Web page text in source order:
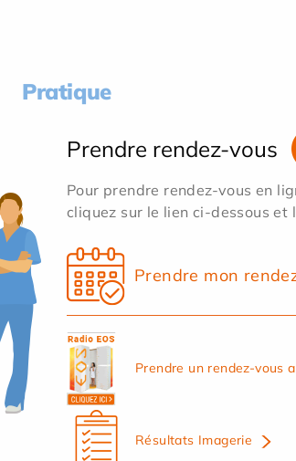
Pratique
Prendre rendez-vous
Pour prendre rendez-vous en
cliquez sur le lien ci-dessous et
Prendre mon
Prendre un rendez-vous
Résultats Imagerie